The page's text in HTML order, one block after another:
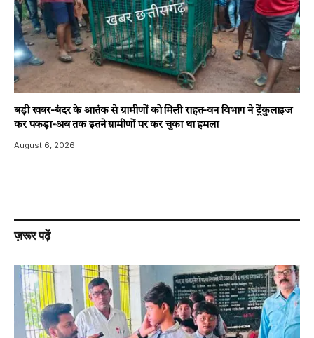
बड़ी खबर-बंदर के आतंक से ग्रामीणों को मिली राहत-वन विभाग ने ट्रेंकुलाइज
कर पकड़ा-अब तक इतने ग्रामीणों पर कर चुका था हमला
August 6, 2026
ज़रूर पढ़ें